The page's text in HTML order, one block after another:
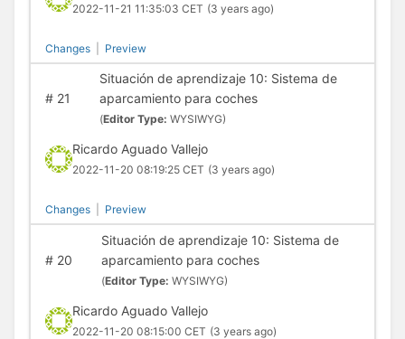
2022-11-21 11:35:03 CET (3 years ago)
Changes Preview
#21
Situación de aprendizaje 10: Sistema de
aparcamiento para coches
(Editor Type: WYSIWYG)
Ricardo Aguado Vallejo
2022-11-20 08:19:25 CET (3 years ago)
Changes Preview
#20
Situación de aprendizaje 10: Sistema de
aparcamiento para coches
(Editor Type: WYSIWYG)
Ricardo Aguado Vallejo
2022-11-20 08:15:00 CET (3 years ago)